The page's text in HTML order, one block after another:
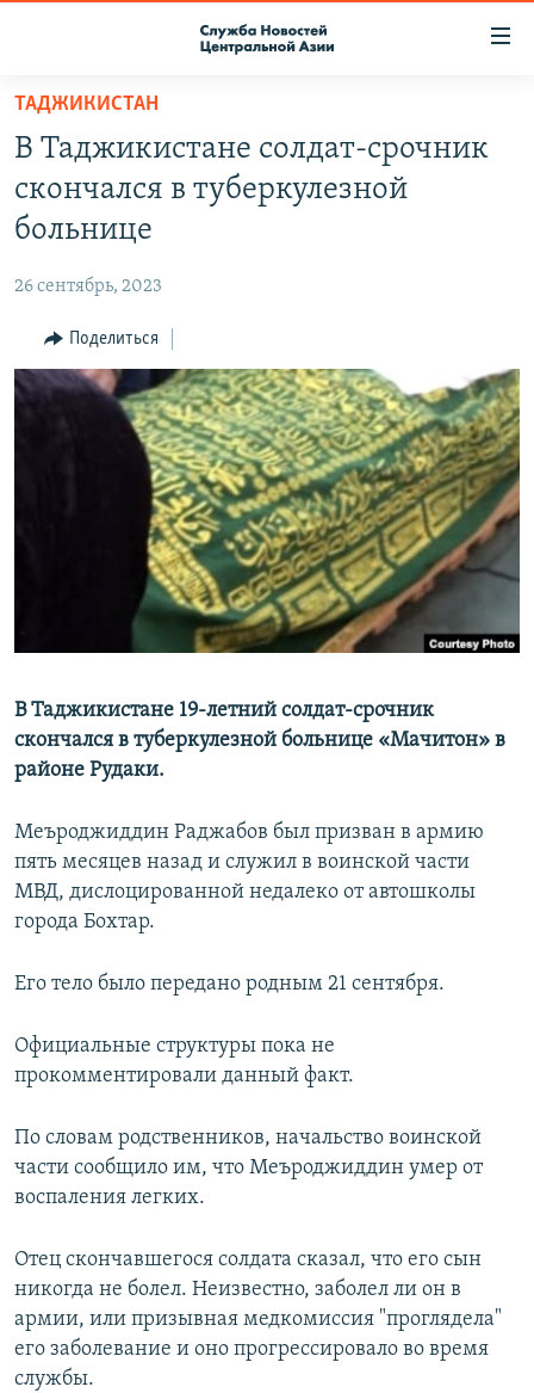
Вернуться
основному
содержанию
Вернутся
главной
навигации
Вернутся
поиску
ПОДПИСКА
КОНТАКТЫ
НАСТОЯЩЕЕ ВРЕМЯ
МИГРАНТ МЕДИА
ТАДЖИКИСТАН
В Таджикистане солдат-срочник
скончался в туберкулезной
больнице
26 сентябрь, 2023
Поделиться
В Таджикистане 19-летний солдат-срочник
скончался в туберкулезной больнице «Мачитон» в
районе Рудаки.
Меъроджиддин Раджабов был призван в армию
пять месяцев назад и служил в воинской части
МВД, дислоцированной недалеко от автошколы
города Бохтар.
Его тело было передано родным 21 сентября.
Официальные структуры пока не
прокомментировали данный факт.
По словам родственников, начальство воинской
части сообщило им, что Меъроджиддин умер от
воспаления легких.
Отец скончавшегося солдата сказал, что его сын
никогда не болел. Неизвестно, заболел ли он в
армии, или призывная медкомиссия "проглядела"
его заболевание и оно прогрессировало во время
службы.